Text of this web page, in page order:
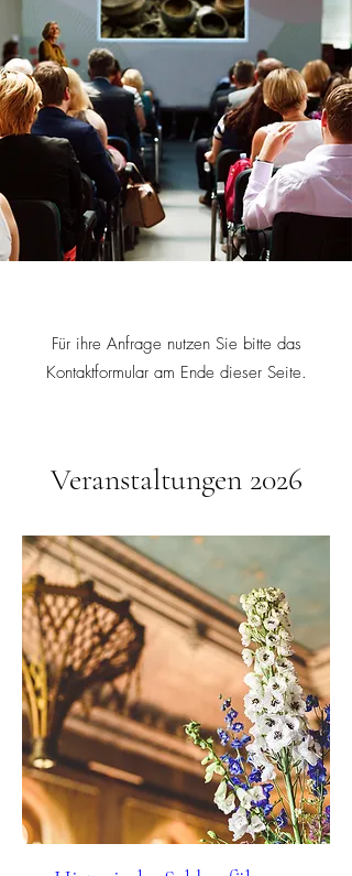
Für ihre Anfrage nutzen Sie bitte das
Kontaktformular am Ende dieser Seite.
Veranstaltungen 2026